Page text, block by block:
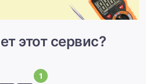
этот сервис?
1